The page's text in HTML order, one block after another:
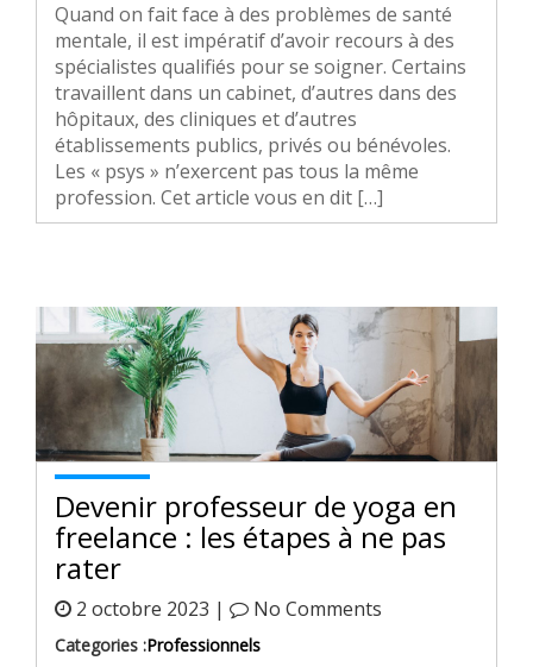
Quand on fait face à des problèmes de santé
mentale, il est impératif d’avoir recours à des
spécialistes qualifiés pour se soigner. Certains
travaillent dans un cabinet, d’autres dans des
hôpitaux, des cliniques et d’autres
établissements publics, privés ou bénévoles.
Les « psys » n’exercent pas tous la même
profession. Cet article vous en dit […]
Devenir professeur de yoga en
freelance : les étapes à ne pas
rater
2 octobre 2023 | No Comments
Categories :Professionnels